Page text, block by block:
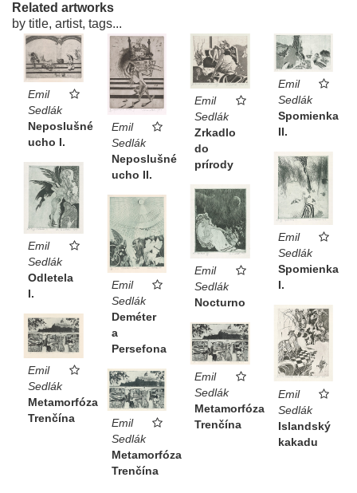
Related artworks
by title, artist, tags...
Emil
Sedlák
Neposlušné
ucho I.
Emil
Sedlák
Neposlušné
ucho II.
Emil
Sedlák
Zrkadlo
do
prírody
Emil
Sedlák
Spomienka
II.
Emil
Sedlák
Spomienka
I.
Emil
Sedlák
Odletela
I.
Emil
Sedlák
Nocturno
Emil
Sedlák
Deméter
a
Persefona
Emil
Sedlák
Islandský
kakadu
Emil
Sedlák
Metamorfóza
Trenčína
Emil
Sedlák
Metamorfóza
Trenčína
Emil
Sedlák
Metamorfóza
Trenčína